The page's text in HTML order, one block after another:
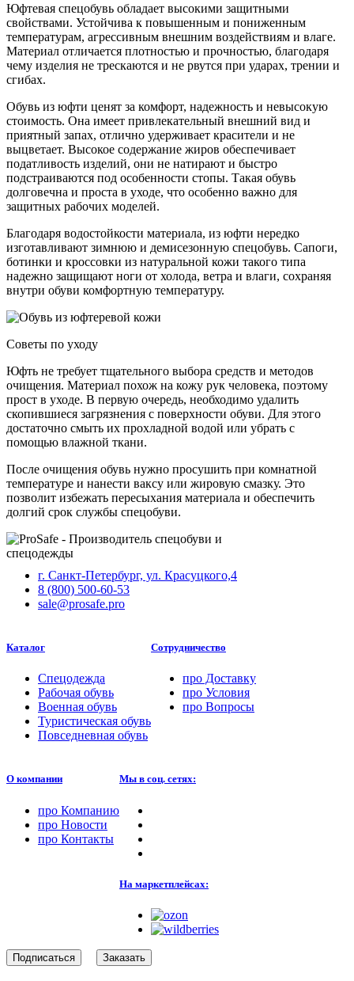
Юфтевая спецобувь обладает высокими защитными
свойствами. Устойчива к повышенным и пониженным
температурам, агрессивным внешним воздействиям и влаге.
Материал отличается плотностью и прочностью, благодаря
чему изделия не трескаются и не рвутся при ударах, трении и
сгибах.
Обувь из юфти ценят за комфорт, надежность и невысокую
стоимость. Она имеет привлекательный внешний вид и
приятный запах, отлично удерживает красители и не
выцветает. Высокое содержание жиров обеспечивает
податливость изделий, они не натирают и быстро
подстраиваются под особенности стопы. Такая обувь
долговечна и проста в уходе, что особенно важно для
защитных рабочих моделей.
Благодаря водостойкости материала, из юфти нередко
изготавливают зимнюю и демисезонную спецобувь. Сапоги,
ботинки и кроссовки из натуральной кожи такого типа
надежно защищают ноги от холода, ветра и влаги, сохраняя
внутри обуви комфортную температуру.
Советы по уходу
Юфть не требует тщательного выбора средств и методов
очищения. Материал похож на кожу рук человека, поэтому
прост в уходе. В первую очередь, необходимо удалить
скопившиеся загрязнения с поверхности обуви. Для этого
достаточно смыть их прохладной водой или убрать с
помощью влажной ткани.
После очищения обувь нужно просушить при комнатной
температуре и нанести ваксу или жировую смазку. Это
позволит избежать пересыхания материала и обеспечить
долгий срок службы спецобуви.
г. Санкт-Петербург, ул. Красуцкого,4
8 (800) 500-60-53
sale@prosafe.pro
Каталог
Спецодежда
Рабочая обувь
Военная обувь
Туристическая обувь
Повседневная обувь
Сотрудничество
про Доставку
про Условия
про Вопросы
О компании
про Компанию
про Новости
про Контакты
Мы в соц. сетях:
На маркетплейсах:
Подписаться Заказать